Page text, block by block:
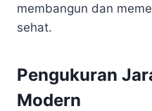
membangun dan
sehat.
Pengukuran
Modern